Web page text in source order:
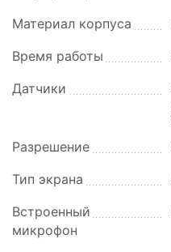
Материал корпуса
Время работы
Датчики
Разрешение
Тип экрана
Встроенный
микрофон